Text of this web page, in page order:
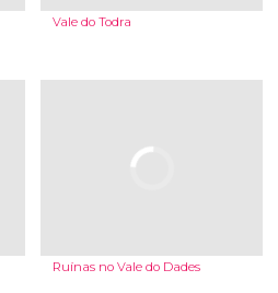
Vale do Todra
Ruínas no Vale do Dades